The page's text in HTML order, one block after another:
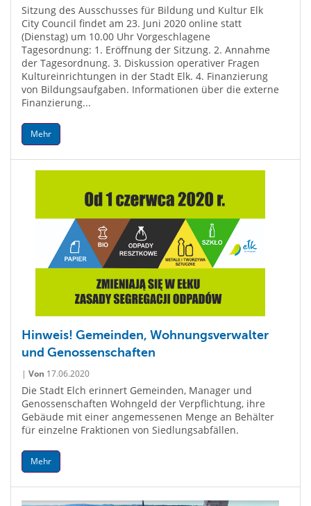
Sitzung des Ausschusses für Bildung und Kultur Elk
City Council findet am 23. Juni 2020 online statt
(Dienstag) um 10.00 Uhr Vorgeschlagene
Tagesordnung: 1. Eröffnung der Sitzung. 2. Annahme
der Tagesordnung. 3. Diskussion operativer Fragen
Kultureinrichtungen in der Stadt Elk. 4. Finanzierung
von Bildungsaufgaben. Informationen über die externe
Finanzierung...
Mehr
Hinweis! Gemeinden, Wohnungsverwalter
und Genossenschaften
| Von 17.06.2020
Die Stadt Elch erinnert Gemeinden, Manager und
Genossenschaften Wohngeld der Verpflichtung, ihre
Gebäude mit einer angemessenen Menge an Behälter
für einzelne Fraktionen von Siedlungsabfällen.
Mehr